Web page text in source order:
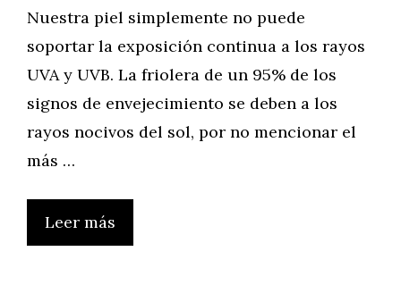
Nuestra piel simplemente no puede
soportar la exposición continua a los rayos
UVA y UVB. La friolera de un 95% de los
signos de envejecimiento se deben a los
rayos nocivos del sol, por no mencionar el
más …
Leer más